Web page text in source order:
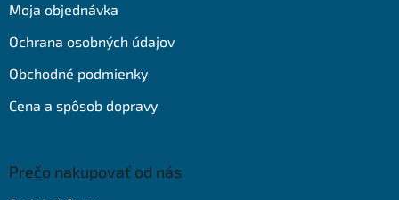
Moja objednávka
Ochrana osobných údajov
Obchodné podmienky
Cena a spôsob dopravy
Prečo nakupovať od nás